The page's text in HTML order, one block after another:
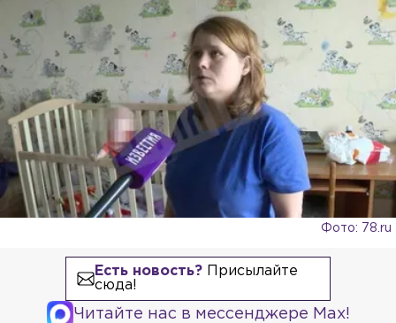
Фото: 78.ru
Есть новость?Присылайте
сюда!
Читайте нас в мессенджере Max!